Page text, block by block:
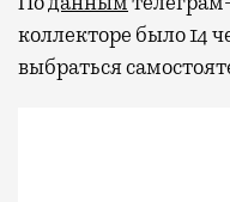
коллекторе было 14
выбраться